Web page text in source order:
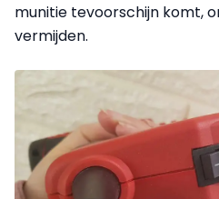
munitie tevoorschijn komt,
vermijden.